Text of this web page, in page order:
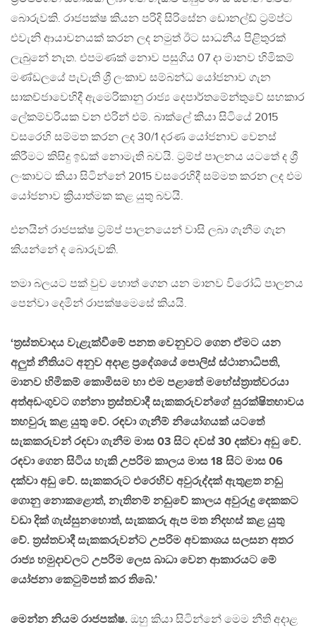
බොරුවකි. රාජපක්ෂ කියන පරිදි සිරිසේන ඩොනල්ඩ් ට්‍රම්ප්ට
එවැනි ආයාචනයක් කරන ලද නමුත් ඊට සාධනීය පිළිතුරක්
ලැබුනේ නැත. එපමණක් නොව පසුගිය 07 දා මානව හිමිකම්
මණ්ඩලයේ පැවැති ශ්‍රී ලංකාව සම්බන්ධ යෝජනාව ගැන
සාකච්ජාවෙහිදී ඇමෙරිකානු රාජ්‍ය දෙපාර්තමේන්තුවේ සහකාර
ලේකම්වරියක වන එරින් එම්. බාක්ලේ කියා සිටියේ 2015
වසරෙහි සම්මත කරන ලද 30/1 දරණ යෝජනාව වෙනස්
කිරීමට කිසිදු ඉඩක් නොමැති බවයි. ට්‍රම්ප් පාලනය යටතේ ද ශ්‍රී
ලංකාවට කියා සිටින්නේ 2015 වසරෙහිදී සම්මත කරන ලද එම
යෝජනාව ක්‍රියාත්මක කළ යුතු බවයි.
එනයින් රාජපක්ෂ ට්‍රම්ප් පාලනයෙන් වාසි ලබා ගැනීම ගැන
කියන්නේ ද බොරුවකි.
තමා බලයට පක් වුව හොත් ගෙන යන මානව විරෝධි පාලනය
පෙන්වා දෙමින් රාපක්ෂමෙසේ කියයි.
‘ත්‍රස්‌තවාදය වැළැක්‌වීමේ පනත වෙනුවට ගෙන ඒමට යන
අලුත් නීතියට අනුව අදාළ ප්‍රදේශයේ පොලිස්‌ ස්‌ථානාධිපති,
මානව හිමිකම් කොමිසම හා එම පළාතේ මහේස්‌ත්‍රාත්වරයා
අත්අඩංගුවට ගන්නා ත්‍රස්‌තවාදී සැකකරුවන්ගේ සුරක්‌ෂිතභාවය
තහවුරු කළ යුතු වේ. රඳවා ගැනීම් නියෝගයක්‌ යටතේ
සැකකරුවන් රඳවා ගැනීම මාස 03 සිට දවස්‌ 30 දක්‌වා අඩු වේ.
රඳවා ගෙන සිටිය හැකි උපරිම කාලය මාස 18 සිට මාස 06
දක්‌වා අඩු වේ. සැකකරුට එරෙහිව අවුරුද්දක්‌ ඇතුළත නඩු
ගොනු නොකළොත්, නැතිනම් නඩුවේ කාලය අවුරුදු දෙකකට
වඩා දික්‌ ගැස්‌සුනහොත්, සැකකරු ඇප මත නිදහස්‌ කළ යුතු
වේ. ත්‍රස්‌තවාදී සැකකරුවන්ට උපරිම අවකාශය සලසන අතර
රාජ්‍ය හමුදාවලට උපරිම ලෙස බාධා වෙන ආකාරයට මේ
යෝජනා කෙටුම්පත් කර තිබේ.’
මෙන්න නියම රාජපක්ෂ. ඔහු කියා සිටින්නේ මෙම නීති අදාළ